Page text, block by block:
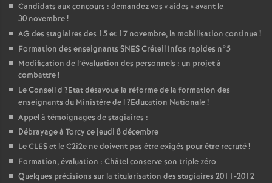
Candidats aux concours : demandez vos «aides » avant le
30 novembre!
AG des stagiaires des 15 et 17 novembre, la mobilisation continue!
Formation des enseignants SNESCréteil Infos rapides n°5
Modification de l’évaluation des personnels : un projet à
combattre!
Le Conseil d ?Etat désavoue la réforme de la formation des
enseignants du Ministère de l?Education Nationale!
Appel à témoignages de stagiaires :
Débrayage à Torcy ce jeudi 8 décembre
LeCLESet le C2i2e ne doivent pas être exigés pour être recruté!
Formation, évaluation : Châtel conserve son triple zéro
Quelques précisions sur la titularisation des stagiaires 2011-2012